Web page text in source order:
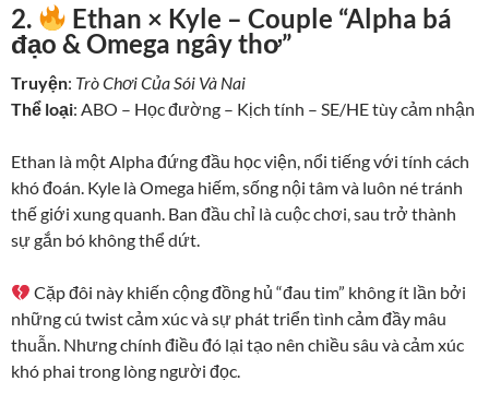
2.
Ethan × Kyle – Couple “Alpha bá
đạo & Omega ngây thơ”
Truyện: Trò Chơi Của Sói Và Nai
Thể loại: ABO – Học đường – Kịch tính – SE/HE tùy cảm nhận
Ethan là một Alpha đứng đầu học viện, nổi tiếng với tính cách
khó đoán. Kyle là Omega hiếm, sống nội tâm và luôn né tránh
thế giới xung quanh. Ban đầu chỉ là cuộc chơi, sau trở thành
sự gắn bó không thể dứt.
Cặp đôi này khiến cộng đồng hủ “đau tim” không ít lần bởi
những cú twist cảm xúc và sự phát triển tình cảm đầy mâu
thuẫn. Nhưng chính điều đó lại tạo nên chiều sâu và cảm xúc
khó phai trong lòng người đọc.